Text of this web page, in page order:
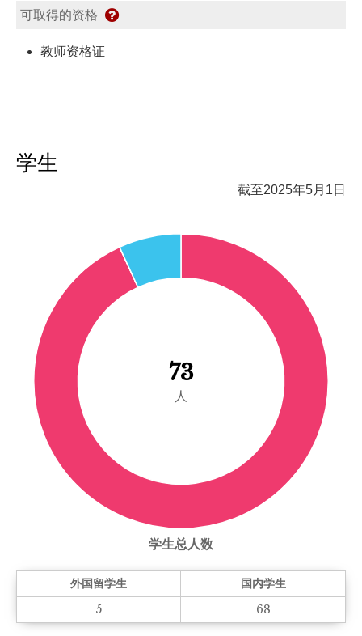
可取得的资格
教师资格证
学生
截至2025年5月1日
73
人
学生总人数
外国留学生
国内学生
5
68